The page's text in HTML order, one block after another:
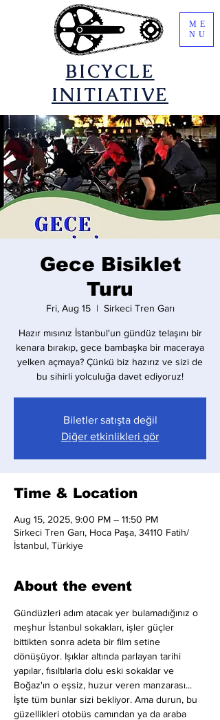
​BICYCLE
INITIATIVE
ME
NU
Gece Bisiklet
Turu
Fri, Aug 15
  |
Sirkeci Tren Garı
Hazır mısınız İstanbul'un gündüz telaşını bir
kenara bırakıp, gece bambaşka bir maceraya
yelken açmaya? Çünkü biz hazırız ve sizi de
bu sihirli yolculuğa davet ediyoruz!
Biletler satışta değil
Diğer etkinlikleri gör
Time & Location
Aug 15, 2025, 9:00 PM – 11:50 PM
Sirkeci Tren Garı, Hoca Paşa, 34110 Fatih/
İstanbul, Türkiye
About the event
Gündüzleri adım atacak yer bulamadığınız o
meşhur İstanbul sokakları, işler güçler
bittikten sonra adeta bir film setine
dönüşüyor. Işıklar altında parlayan tarihi
yapılar, fısıltılarla dolu eski sokaklar ve
Boğaz'ın o eşsiz, huzur veren manzarası...
İşte tüm bunlar sizi bekliyor. Ama durun, bu
güzellikleri otobüs camından ya da araba